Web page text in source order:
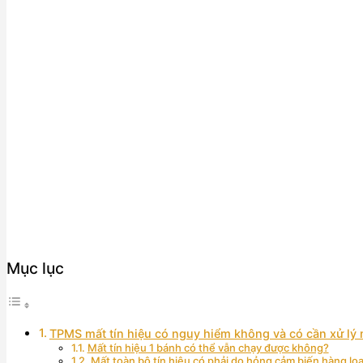
Mục lục
TPMS mất tín hiệu có nguy hiểm không và có cần xử lý
Mất tín hiệu 1 bánh có thể vẫn chạy được không?